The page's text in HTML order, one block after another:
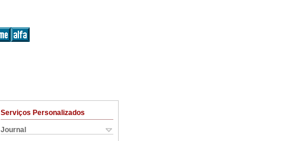
Serviços Personalizados
Journal